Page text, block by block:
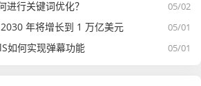
05/02
进行关键词优化？
05/01
年将增长到 1 万亿美元
05/01
如何实现弹幕功能